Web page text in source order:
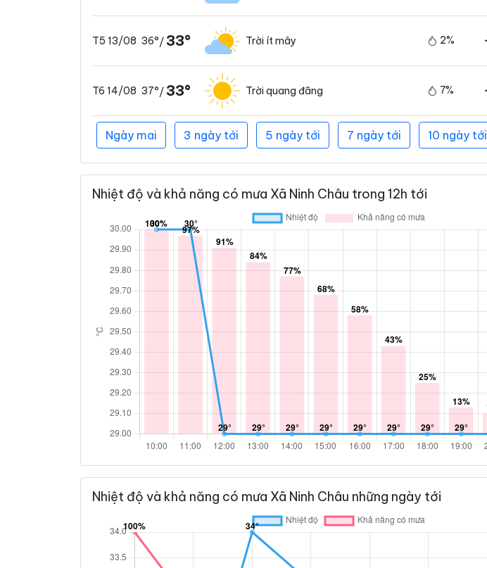
T5 13/08 36°/33° Trời ít mây 2%
T6 14/08 37°/33° Trời quang đãng 7%
Ngày mai 3 ngày tới 5 ngày tới 7 ngày tới 10 ngày tới
Nhiệt độ và khả năng có mưa Xã Ninh Châu trong 12h tới
Nhiệt độ và khả năng có mưa Xã Ninh Châu những ngày tới